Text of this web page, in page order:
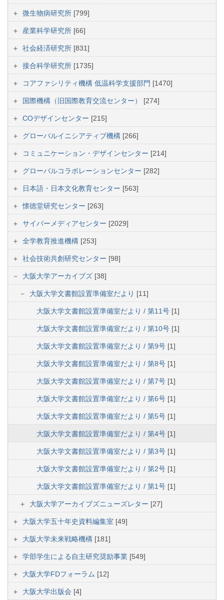
微生物病研究所 [799]
産業科学研究所 [66]
社会経済研究所 [831]
接合科学研究所 [1735]
コアファシリティ機構 低温科学支援部門 [1470]
国際機構（旧国際教育交流センター） [274]
COデザインセンター [215]
グローバルイニシアティブ機構 [266]
コミュニケーション・デザインセンター [214]
グローバルコラボレーションセンター [282]
日本語・日本文化教育センター [563]
懐徳堂研究センター [263]
サイバーメディアセンター [2029]
全学教育推進機構 [253]
社会技術共創研究センター [98]
大阪大学アーカイブズ [38]
大阪大学文書館設置準備室だより [11]
大阪大学文書館設置準備室だより / 第11号 [1]
大阪大学文書館設置準備室だより / 第10号 [1]
大阪大学文書館設置準備室だより / 第9号 [1]
大阪大学文書館設置準備室だより / 第8号 [1]
大阪大学文書館設置準備室だより / 第7号 [1]
大阪大学文書館設置準備室だより / 第6号 [1]
大阪大学文書館設置準備室だより / 第5号 [1]
大阪大学文書館設置準備室だより / 第4号 [1]
大阪大学文書館設置準備室だより / 第3号 [1]
大阪大学文書館設置準備室だより / 第2号 [1]
大阪大学文書館設置準備室だより / 第1号 [1]
大阪大学アーカイブズニューズレター [27]
大阪大学五十年史資料編集室 [49]
大阪大学未来戦略機構 [181]
学部学生による自主研究奨励事業 [549]
大阪大学FDフォーラム [12]
大阪大学出版会 [4]